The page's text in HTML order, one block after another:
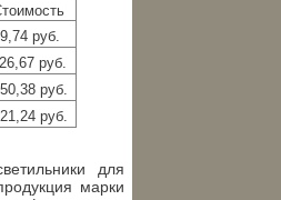
руб.
руб.
руб.
руб.
для
марки